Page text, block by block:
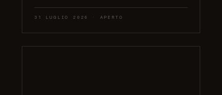
31 LUGLIO 2026 · APERTO